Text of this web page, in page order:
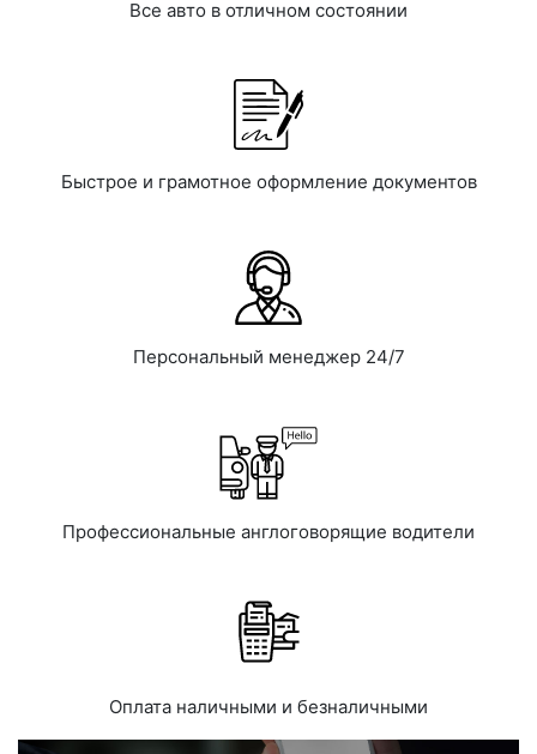
Все авто в отличном состоянии
Быстрое и грамотное оформление документов
Персональный менеджер 24/7
Профессиональные англоговорящие водители
Оплата наличными и безналичными